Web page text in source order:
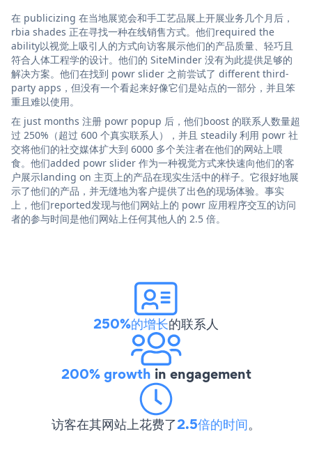
在 publicizing 在当地展览会和手工艺品展上开展业务几个月后，
rbia shades 正在寻找一种在线销售方式。他们required the
ability以视觉上吸引人的方式向访客展示他们的产品质量、轻巧且
符合人体工程学的设计。他们的 SiteMinder 没有为此提供足够的
解决方案。他们在找到 powr slider 之前尝试了 different third-
party apps，但没有一个看起来好像它们是站点的一部分，并且笨
重且难以使用。
在 just months 注册 powr popup 后，他们boost 的联系人数量超
过 250%（超过 600 个真实联系人），并且 steadily 利用 powr 社
交将他们的社交媒体扩大到 6000 多个关注者在他们的网站上喂
食。他们added powr slider 作为一种视觉方式来快速向他们的客
户展示landing on 主页上的产品在现实生活中的样子。它很好地展
示了他们的产品，并无缝地为客户提供了出色的现场体验。事实
上，他们reported发现与他们网站上的 powr 应用程序交互的访问
者的参与时间是他们网站上任何其他人的 2.5 倍。
250%的增长的联系人
200% growth in engagement
访客在其网站上花费了2.5倍的时间。